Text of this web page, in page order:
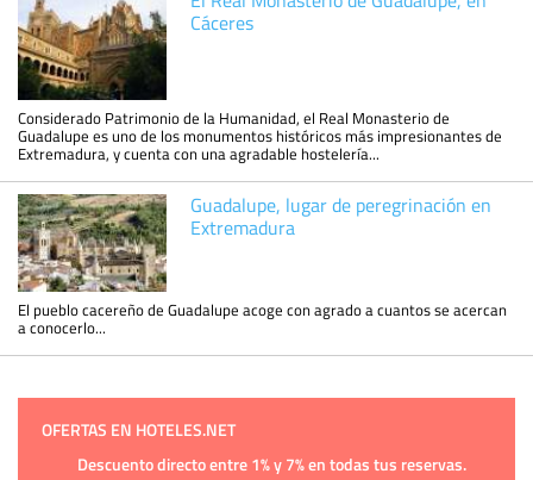
Cáceres
Considerado Patrimonio de la Humanidad, el Real Monasterio de
Guadalupe es uno de los monumentos históricos más impresionantes de
Extremadura, y cuenta con una agradable hostelería...
Guadalupe, lugar de peregrinación en
Extremadura
El pueblo cacereño de Guadalupe acoge con agrado a cuantos se acercan
a conocerlo...
OFERTAS EN HOTELES.NET
Descuento directo entre 1% y 7% en todas tus reservas.